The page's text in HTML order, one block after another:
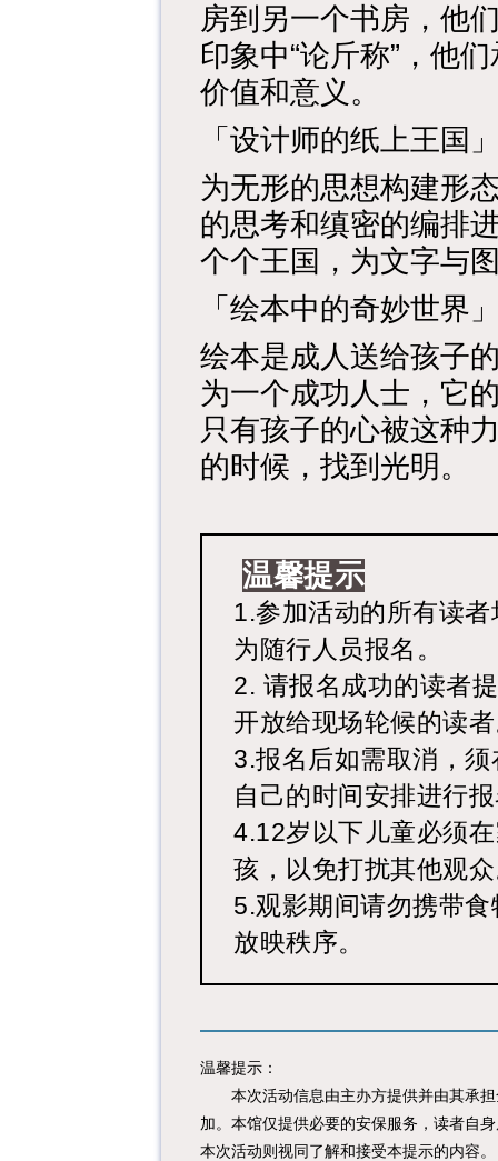
房到另一个书房，他
印象中“论斤称”，他
价值和意义。
「设计师的纸上王国
为无形的思想构建形
的思考和缜密的编排
个个王国，为文字与
「绘本中的奇妙世界
绘本是成人送给孩子
为一个成功人士，它
只有孩子的心被这种
的时候，找到光明。
温馨提示
1.参加活动的所有读
为随行人员报名。
2. 请报名成功的读者
开放给现场轮候的读
3.报名后如需取消，
自己的时间安排进行
4.12岁以下儿童必须
孩，以免打扰其他观
5.观影期间请勿携带
放映秩序。
温馨提示：
本次活动信息由主办方提供并由其承担
加。本馆仅提供必要的安保服务，读者自
本次活动则视同了解和接受本提示的内容。